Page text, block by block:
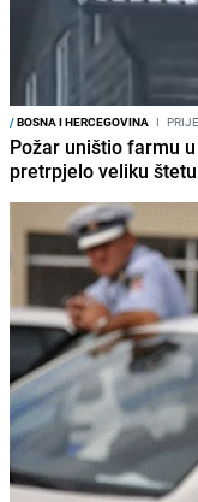
/BOSNA I HERCEGOVINA I
Požar uništio farmu
pretrpjelo veliku štetu